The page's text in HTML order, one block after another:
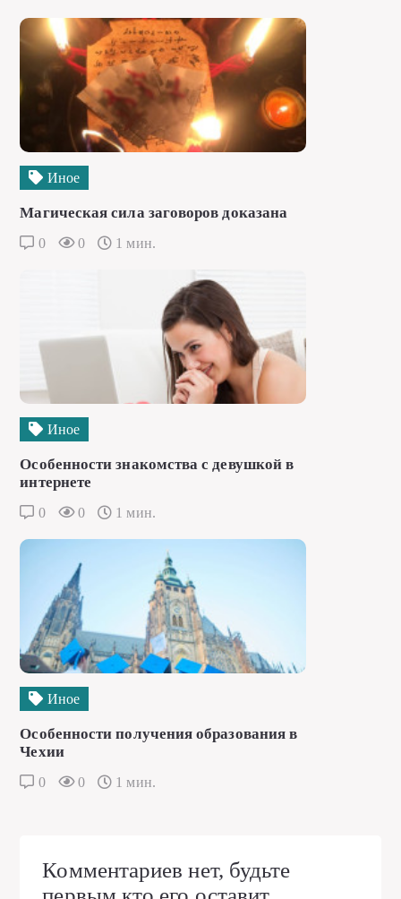
Иное
Магическая сила заговоров доказана
0 0 1 мин.
Иное
Особенности знакомства с девушкой в
интернете
0 0 1 мин.
Иное
Особенности получения образования в
Чехии
0 0 1 мин.
Комментариев нет, будьте